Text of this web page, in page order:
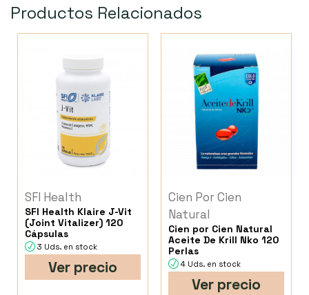
Productos Relacionados
SFI Health
SFI Health Klaire J-Vit
(Joint Vitalizer) 120
Cápsulas
3 Uds. en stock
Ver precio
Cien Por Cien
Natural
Cien por Cien Natural
Aceite De Krill Nko 120
Perlas
4 Uds. en stock
Ver precio